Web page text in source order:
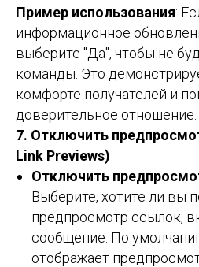
Пример использования:
информационное
выберите "Да", чтобы не
команды. Это
комфорте получателей и
доверительное отношение.
7. Отключить
Link Previews)
Отключить
Выберите, хотите ли вы
предпросмотр ссылок,
сообщение. По
отображает